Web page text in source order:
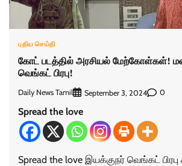
புதிய செய்தி
கோட் படத்தில் அரசியல் மேற்கோள்கள்!
வெங்கட் பிரபு!
Daily News Tamil September 3, 2024 0
Spread the love
Spread the love இயக்குநர் வெங்கட் பிரபு